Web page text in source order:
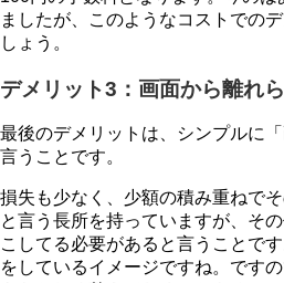
ましたが、このようなコストでの
しょう。
デメリット3：画面から離れ
最後のデメリットは、シンプルに
言うことです。
損失も少なく、少額の積み重ねで
と言う長所を持っていますが、そ
こしてる必要があると言うことで
をしているイメージですね。です